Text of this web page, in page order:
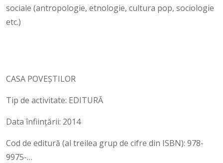
sociale (antropologie, etnologie, cultura pop, sociologie
etc.)
CASA POVEŞTILOR
Tip de activitate: EDITURĂ
Data înființării: 2014
Cod de editură (al treilea grup de cifre din ISBN): 978-
9975-…